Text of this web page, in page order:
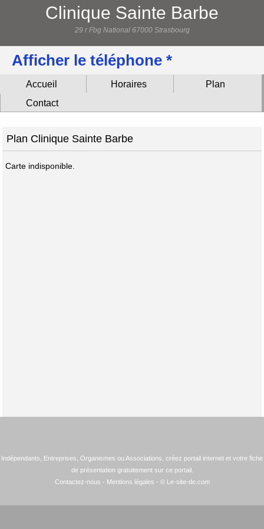
Clinique Sainte Barbe
29 r Fbg National 67000 Strasbourg
Afficher le téléphone *
Accueil Horaires
Plan
Contact
Plan Clinique Sainte Barbe
Carte indisponible.
Indépendants, Entreprises, Organismes ou Associations, créez portail internet et votre fiche
de présentation gratuitement sur ce portail.
Contactez-nous - Mentions légales - © Le-site-de.com